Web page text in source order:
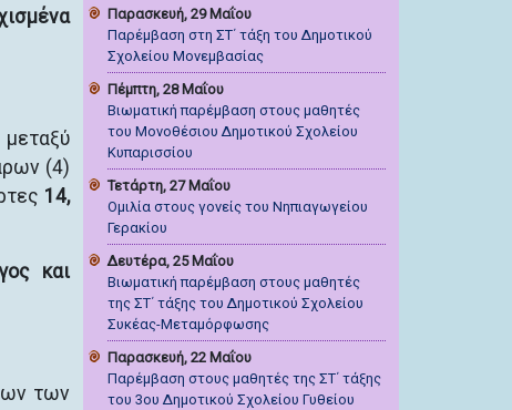
(4)
14,
και
των
Παρασκευή, 29 Μαΐου
Παρέμβαση στη ΣΤ΄ τάξη του Δημοτικού
Σχολείου Μονεμβασίας
Πέμπτη, 28 Μαΐου
Βιωματική παρέμβαση στους μαθητές
του Μονοθέσιου Δημοτικού Σχολείου
Κυπαρισσίου
Τετάρτη, 27 Μαΐου
Ομιλία στους γονείς του Νηπιαγωγείου
Γερακίου
Δευτέρα, 25 Μαΐου
Βιωματική παρέμβαση στους μαθητές
της ΣΤ΄ τάξης του Δημοτικού Σχολείου
Συκέας-Μεταμόρφωσης
Παρασκευή, 22 Μαΐου
Παρέμβαση στους μαθητές της ΣΤ΄ τάξης
του 3ου Δημοτικού Σχολείου Γυθείου